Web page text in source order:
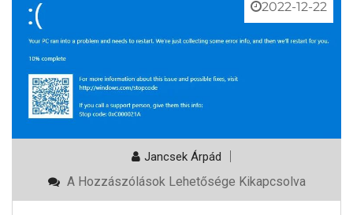
2022-12-22
Jancsek Árpád
Windows
Frissítés
A Hozzászólások Lehetősége Kikapcsolva